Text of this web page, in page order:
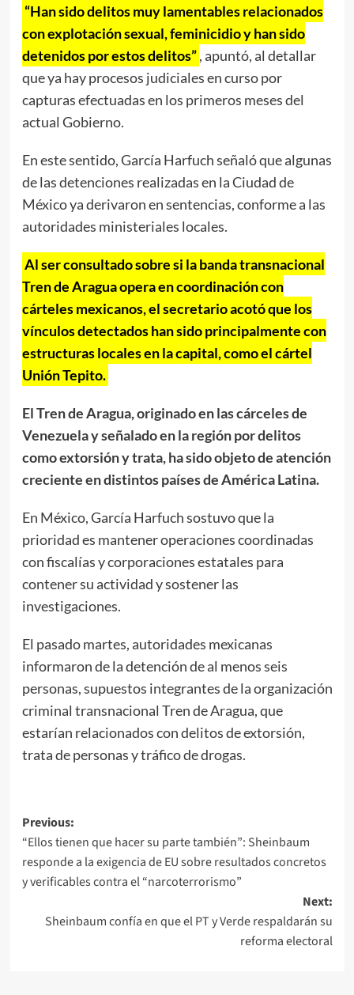
“Han sido delitos muy lamentables relacionados
con explotación sexual, feminicidio y han sido
detenidos por estos delitos” , apuntó, al detallar
que ya hay procesos judiciales en curso por
capturas efectuadas en los primeros meses del
actual Gobierno.
En este sentido, García Harfuch señaló que algunas
de las detenciones realizadas en la Ciudad de
México ya derivaron en sentencias, conforme a las
autoridades ministeriales locales.
Al ser consultado sobre si la banda transnacional
Tren de Aragua opera en coordinación con
cárteles mexicanos, el secretario acotó que los
vínculos detectados han sido principalmente con
estructuras locales en la capital, como el cártel
Unión Tepito.
El Tren de Aragua, originado en las cárceles de
Venezuela y señalado en la región por delitos
como extorsión y trata, ha sido objeto de atención
creciente en distintos países de América Latina.
En México, García Harfuch sostuvo que la
prioridad es mantener operaciones coordinadas
con fiscalías y corporaciones estatales para
contener su actividad y sostener las
investigaciones.
El pasado martes, autoridades mexicanas
informaron de la detención de al menos seis
personas, supuestos integrantes de la organización
criminal transnacional Tren de Aragua, que
estarían relacionados con delitos de extorsión,
trata de personas y tráfico de drogas.
Post
navigation
Previous:
“Ellos tienen que hacer su parte también”: Sheinbaum
responde a la exigencia de EU sobre resultados concretos
y verificables contra el “narcoterrorismo”
Next:
Sheinbaum confía en que el PT y Verde respaldarán su
reforma electoral